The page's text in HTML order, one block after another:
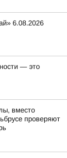
6.08.2026
— это
вместо
проверяют